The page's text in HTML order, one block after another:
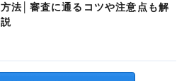
方法│審査に通るコツや注意点も解
説